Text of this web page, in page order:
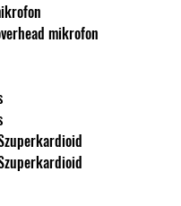
overhead mikrofon
Szuperkardioid
Szuperkardioid